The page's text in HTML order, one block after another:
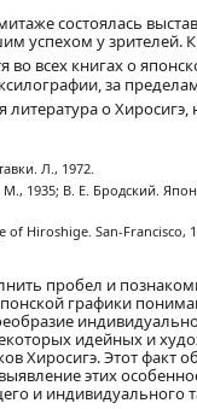
состоялась
успехом у
во всех книгах о
за
литература о
Л., 1972.
1935; В. Е. Бродский.
of Hiroshige. San-
пробел и
графики
идейных и
Хиросигэ. Этот факт
этих
и индивидуального